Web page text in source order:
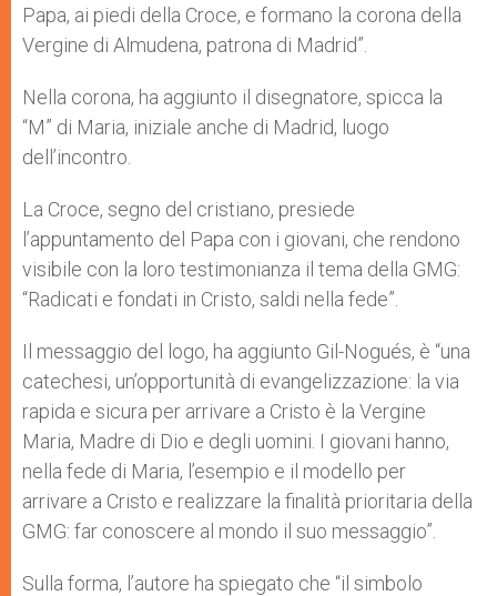
Papa, ai piedi della Croce, e formano la corona della
Vergine di Almudena, patrona di Madrid”.
Nella corona, ha aggiunto il disegnatore, spicca la
“M” di Maria, iniziale anche di Madrid, luogo
dell’incontro.
La Croce, segno del cristiano, presiede
l’appuntamento del Papa con i giovani, che rendono
visibile con la loro testimonianza il tema della GMG:
“Radicati e fondati in Cristo, saldi nella fede”.
Il messaggio del logo, ha aggiunto Gil-Nogués, è “una
catechesi, un’opportunità di evangelizzazione: la via
rapida e sicura per arrivare a Cristo è la Vergine
Maria, Madre di Dio e degli uomini. I giovani hanno,
nella fede di Maria, l’esempio e il modello per
arrivare a Cristo e realizzare la finalità prioritaria della
GMG: far conoscere al mondo il suo messaggio”.
Sulla forma, l’autore ha spiegato che “il simbolo